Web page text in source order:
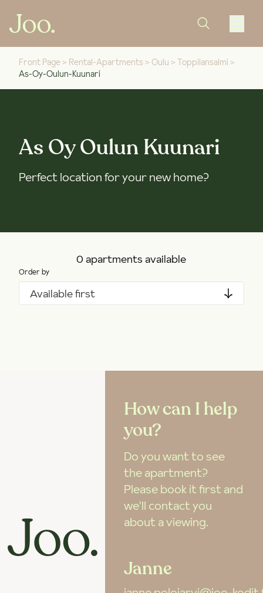
Front Page > Rental-Apartments > Oulu > Toppilansalmi >
As-Oy-Oulun-Kuunari
As Oy Oulun Kuunari
Perfect location for your new home?
0 apartments available
Order by
Available first
How can I help
you?
Do you want to see
the apartment?
Please book it first and
we'll contact you
about a viewing.
Janne